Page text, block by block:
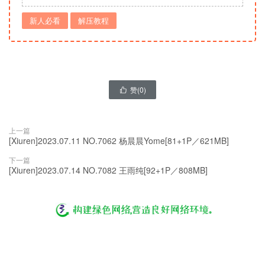
新人必看 解压教程
 赞(0)
上一篇
[Xiuren]2023.07.11 NO.7062 杨晨晨Yome[81+1P／621MB]
下一篇
[Xiuren]2023.07.14 NO.7082 王雨纯[92+1P／808MB]